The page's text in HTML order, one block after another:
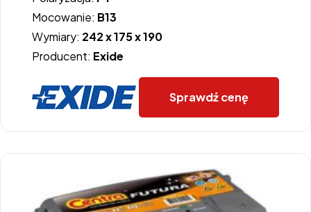
Mocowanie: B13
Wymiary: 242 x 175 x 190
Producent: Exide
Sprawdź cenę